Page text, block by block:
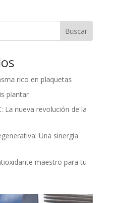
Buscar
rico en plaquetas
plantar
La nueva revolución de la
Una sinergia
maestro para tu